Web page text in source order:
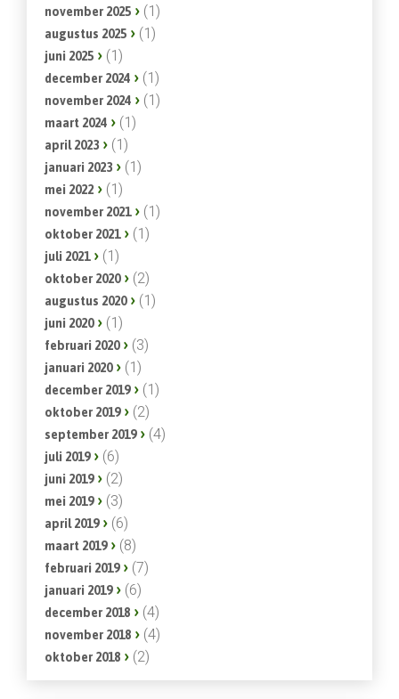
november 2025 (1)
augustus 2025 (1)
juni 2025 (1)
december 2024 (1)
november 2024 (1)
maart 2024 (1)
april 2023 (1)
januari 2023 (1)
mei 2022 (1)
november 2021 (1)
oktober 2021 (1)
juli 2021 (1)
oktober 2020 (2)
augustus 2020 (1)
juni 2020 (1)
februari 2020 (3)
januari 2020 (1)
december 2019 (1)
oktober 2019 (2)
september 2019 (4)
juli 2019 (6)
juni 2019 (2)
mei 2019 (3)
april 2019 (6)
maart 2019 (8)
februari 2019 (7)
januari 2019 (6)
december 2018 (4)
november 2018 (4)
oktober 2018 (2)